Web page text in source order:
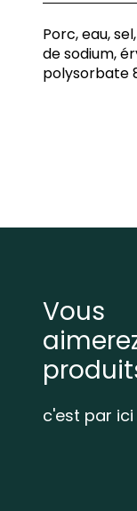
Porc, eau,
de sodium,
polysorbate
Vous
c'est par ici